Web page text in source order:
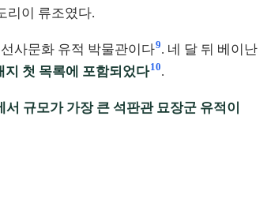
리이 류조였다.
사문화 유적 박물관이다9. 네 달 뒤 베이난
지 첫 목록에 포함되었다10.
규모가 가장 큰 석판관 묘장군 유적이